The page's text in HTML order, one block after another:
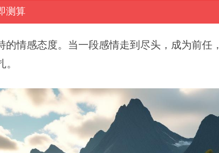
情感态度。当一段感情走到尽头，成为前任，